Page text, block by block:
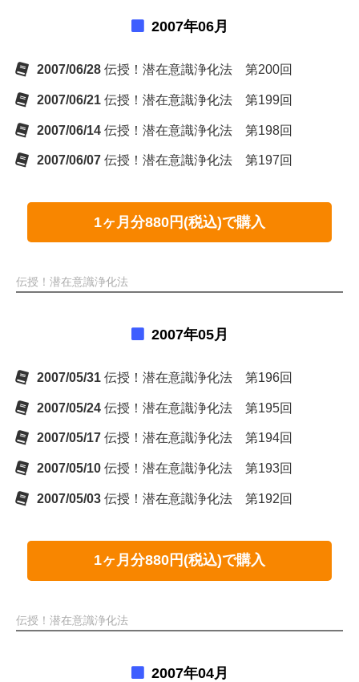
2007年06月
2007/06/28 伝授！潜在意識浄化法 第200回
2007/06/21 伝授！潜在意識浄化法 第199回
2007/06/14 伝授！潜在意識浄化法 第198回
2007/06/07 伝授！潜在意識浄化法 第197回
1ヶ月分880円(税込)で購入
伝授！潜在意識浄化法
2007年05月
2007/05/31 伝授！潜在意識浄化法 第196回
2007/05/24 伝授！潜在意識浄化法 第195回
2007/05/17 伝授！潜在意識浄化法 第194回
2007/05/10 伝授！潜在意識浄化法 第193回
2007/05/03 伝授！潜在意識浄化法 第192回
1ヶ月分880円(税込)で購入
伝授！潜在意識浄化法
2007年04月